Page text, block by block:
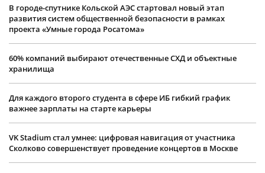
В городе-спутнике Кольской АЭС стартовал новый этап
развития систем общественной безопасности в рамках
проекта «Умные города Росатома»
60% компаний выбирают отечественные СХД и объектные
хранилища
Для каждого второго студента в сфере ИБ гибкий график
важнее зарплаты на старте карьеры
VK Stadium стал умнее: цифровая навигация от участника
Сколково совершенствует проведение концертов в Москве